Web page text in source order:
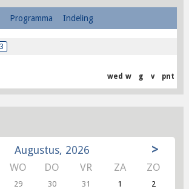
Programma Indeling
3
wed w g v pnt
Augustus, 2026 >
WO DO VR ZA ZO
29 30 31 1
2